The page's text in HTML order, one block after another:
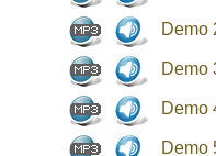
Demo
Demo
Demo
Demo